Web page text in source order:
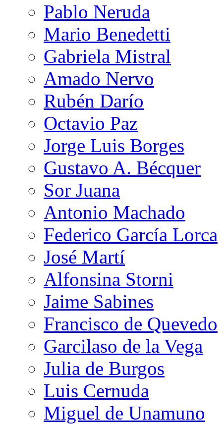
Pablo Neruda
Mario Benedetti
Gabriela Mistral
Amado Nervo
Rubén Darío
Octavio Paz
Jorge Luis Borges
Gustavo A. Bécquer
Sor Juana
Antonio Machado
Federico García Lorca
José Martí
Alfonsina Storni
Jaime Sabines
Francisco de Quevedo
Garcilaso de la Vega
Julia de Burgos
Luis Cernuda
Miguel de Unamuno